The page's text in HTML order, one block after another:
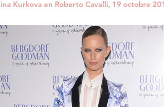
Kurkova en Roberto Cavalli, 19 octobre